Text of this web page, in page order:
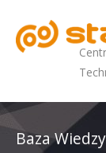
Baza Wiedzy